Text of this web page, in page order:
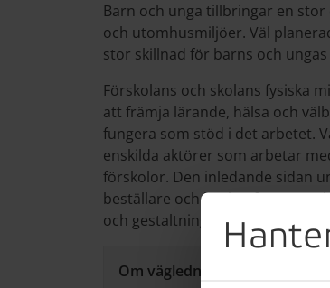
Barn och unga tillbringar en
och utomhusmiljöer. Väl
stor skillnad för barns och
Förskolans och skolans fysiska
att främja lärande, hälsa och
fungera som stöd i det arbetet.
enskilda aktörer som arbetar
förskolor. Den inledande sidan
beställare och beslutsfattare,
och gestaltning.
Om vägledningens aktualitet